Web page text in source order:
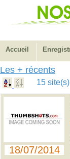
Accueil
Les + récents
15
18/07/2014